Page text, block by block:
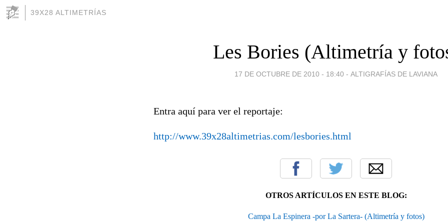
39X28 ALTIMETRÍAS
Les Bories (Altimetría y
17 DE OCTUBRE DE 2010 - 18:40 - ALTIGRAFÍAS DE LAVIANA
Entra aquí para ver el reportaje:
http://www.39x28altimetrias.com/lesbories.html
OTROS ARTÍCULOS EN ESTE BLOG:
Campa La Espinera -por La Sartera- (Altimetría y fotos)